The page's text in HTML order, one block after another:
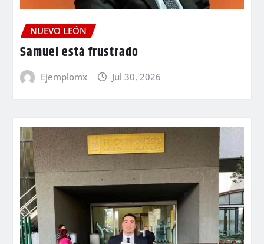
NUEVO LEÓN
Samuel está frustrado
Ejemplomx Jul 30, 2026